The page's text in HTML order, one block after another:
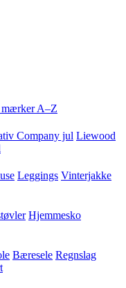
A–Z
Company jul Liewood
Leggings Vinterjakke
Hjemmesko
Bæresele Regnslag